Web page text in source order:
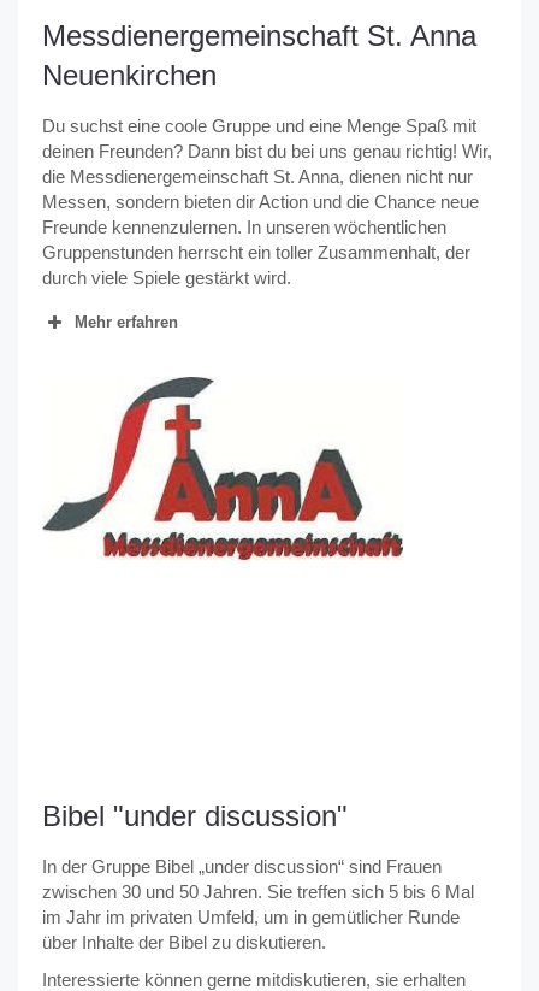
Messdienergemeinschaft St. Anna
Neuenkirchen
Du suchst eine coole Gruppe und eine Menge Spaß mit
deinen Freunden? Dann bist du bei uns genau richtig! Wir,
die Messdienergemeinschaft St. Anna, dienen nicht nur
Messen, sondern bieten dir Action und die Chance neue
Freunde kennenzulernen. In unseren wöchentlichen
Gruppenstunden herrscht ein toller Zusammenhalt, der
durch viele Spiele gestärkt wird.
Mehr erfahren
Bibel "under discussion"
In der Gruppe Bibel „under discussion“ sind Frauen
zwischen 30 und 50 Jahren. Sie treffen sich 5 bis 6 Mal
im Jahr im privaten Umfeld, um in gemütlicher Runde
über Inhalte der Bibel zu diskutieren.
Interessierte können gerne mitdiskutieren, sie erhalten